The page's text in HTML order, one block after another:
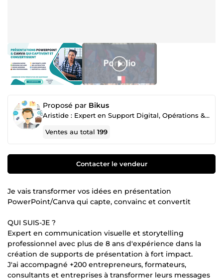
Proposé par Bikus
Aristide : Expert en Support Digital, Opérations & Publication
Ventes au total199
Contacter le vendeur
Je vais transformer vos idées en présentation
PowerPoint/Canva qui capte, convainc et convertit
QUI SUIS-JE ?
Expert en communication visuelle et storytelling
professionnel avec plus de 8 ans d'expérience dans la
création de supports de présentation à fort impact.
J'ai accompagné +200 entrepreneurs, formateurs,
consultants et entreprises à transformer leurs messages